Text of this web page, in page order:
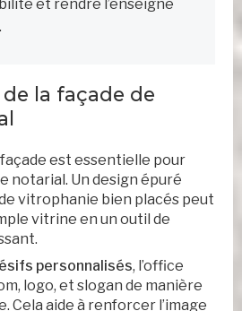
et rendre l’enseigne
la façade de
façade est essentielle pour
notarial. Un design épuré
vitrophanie bien placés peut
vitrine en un outil de
personnalisés, l’office
logo, et slogan de manière
Cela aide à renforcer l’image